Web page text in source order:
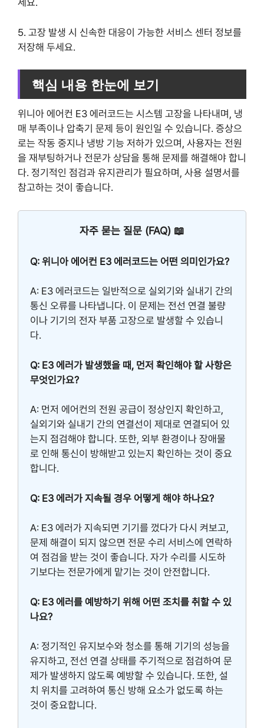
세요.
5. 고장 발생 시 신속한 대응이 가능한 서비스 센터 정보를
저장해 두세요.
핵심 내용 한눈에 보기
위니아 에어컨 E3 에러코드는 시스템 고장을 나타내며, 냉
매 부족이나 압축기 문제 등이 원인일 수 있습니다. 증상으
로는 작동 중지나 냉방 기능 저하가 있으며, 사용자는 전원
을 재부팅하거나 전문가 상담을 통해 문제를 해결해야 합니
다. 정기적인 점검과 유지관리가 필요하며, 사용 설명서를
참고하는 것이 좋습니다.
자주 묻는 질문 (FAQ) 📖
Q: 위니아 에어컨 E3 에러코드는 어떤 의미인가요?
A: E3 에러코드는 일반적으로 실외기와 실내기 간의
통신 오류를 나타냅니다. 이 문제는 전선 연결 불량
이나 기기의 전자 부품 고장으로 발생할 수 있습니
다.
Q: E3 에러가 발생했을 때, 먼저 확인해야 할 사항은
무엇인가요?
A: 먼저 에어컨의 전원 공급이 정상인지 확인하고,
실외기와 실내기 간의 연결선이 제대로 연결되어 있
는지 점검해야 합니다. 또한, 외부 환경이나 장애물
로 인해 통신이 방해받고 있는지 확인하는 것이 중요
합니다.
Q: E3 에러가 지속될 경우 어떻게 해야 하나요?
A: E3 에러가 지속되면 기기를 껐다가 다시 켜보고,
문제 해결이 되지 않으면 전문 수리 서비스에 연락하
여 점검을 받는 것이 좋습니다. 자가 수리를 시도하
기보다는 전문가에게 맡기는 것이 안전합니다.
Q: E3 에러를 예방하기 위해 어떤 조치를 취할 수 있
나요?
A: 정기적인 유지보수와 청소를 통해 기기의 성능을
유지하고, 전선 연결 상태를 주기적으로 점검하여 문
제가 발생하지 않도록 예방할 수 있습니다. 또한, 설
치 위치를 고려하여 통신 방해 요소가 없도록 하는
것이 중요합니다.